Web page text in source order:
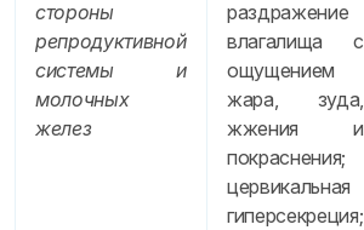
стороны
репродуктивной
системы и
молочных
желез
раздражение
влагалища с
ощущением
жара, зуда,
жжения и
покраснения;
цервикальная
гиперсекреция;